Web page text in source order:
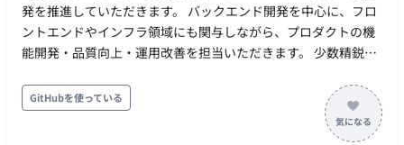
発を推進していただきます。 バックエンド開発を中心に、フロ
ントエンドやインフラ領域にも関与しながら、プロダクトの機
能開発・品質向上・運用改善を担当いただきます。 少数精鋭の
など上流工程にも携わり、事業成長を支える中核エンジニアと
してご活躍いただくことを期待しています。 ■業務内容・担当
工程 【AIプロダクトのバックエンド開発】 ・Pythonを用いた
GitHubを使っている